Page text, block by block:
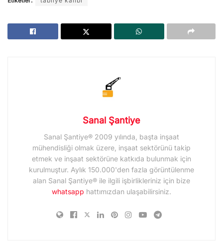
Sanal Şantiye
Sanal Şantiye® 2009 yılında, başta inşaat
mühendisliği olmak üzere, inşaat sektörünü takip
etmek ve inşaat sektörüne katkıda bulunmak için
kurulmuştur. Aylık 150.000'den fazla görüntülenme
alan Sanal Şantiye® ile ilgili işbirlikleriniz için bize
whatsapp hattımızdan ulaşabilirsiniz.